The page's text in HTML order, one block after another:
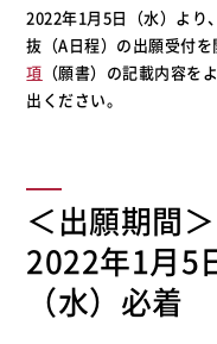
2022年1月5日（水）より
抜（A日程）の出願受付を
項 （願書）の記載内容を
出ください。
＜出願期間＞
2022年1月5
（水）必着